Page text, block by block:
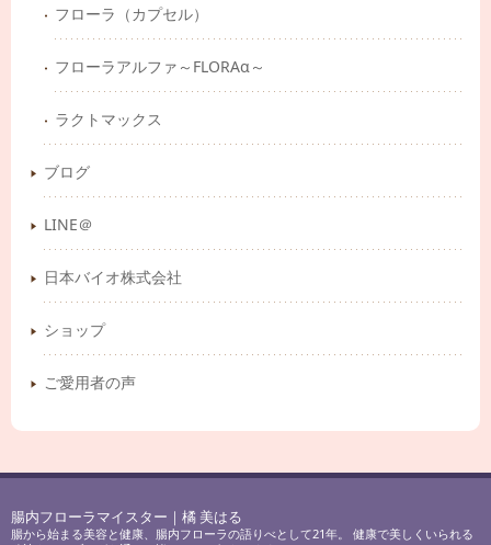
フローラ（カプセル）
フローラアルファ～FLORAα～
ラクトマックス
ブログ
LINE＠
日本バイオ株式会社
ショップ
ご愛用者の声
腸内フローラマイスター｜橘 美はる
腸から始まる美容と健康、腸内フローラの語りべとして21年。 健康で美しくいられる